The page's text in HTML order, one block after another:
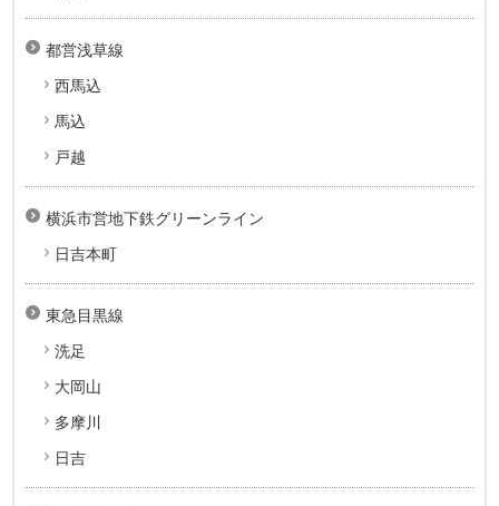
都営浅草線
西馬込
馬込
戸越
横浜市営地下鉄グリーンライン
日吉本町
東急目黒線
洗足
大岡山
多摩川
日吉